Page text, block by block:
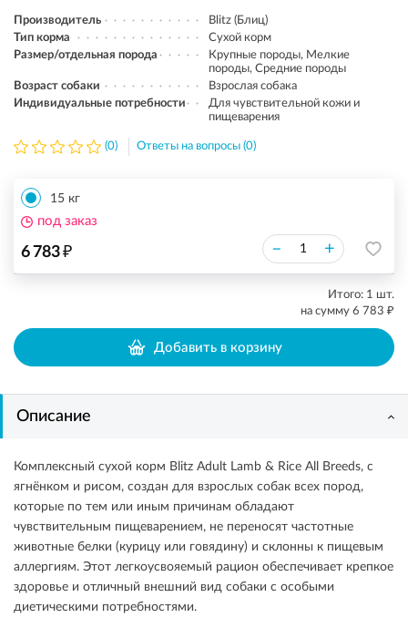
Производитель
Blitz (Блиц)
Тип корма
Сухой корм
Размер/отдельная порода
Крупные породы, Мелкие
породы, Средние породы
Возраст собаки
Взрослая собака
Индивидуальные потребности
Для чувствительной кожи и
пищеварения
(0) Ответы на вопросы (0)
15 кг
6 783₽ – +
под заказ
Итого: 1 шт.
на сумму 6 783 ₽
Добавить в корзину
Описание
Комплексный сухой корм Blitz Adult Lamb & Rice All Breeds, с
ягнёнком и рисом, создан для взрослых собак всех пород,
которые по тем или иным причинам обладают
чувствительным пищеварением, не переносят частотные
животные белки (курицу или говядину) и склонны к пищевым
аллергиям. Этот легкоусвояемый рацион обеспечивает крепкое
здоровье и отличный внешний вид собаки с особыми
диетическими потребностями.